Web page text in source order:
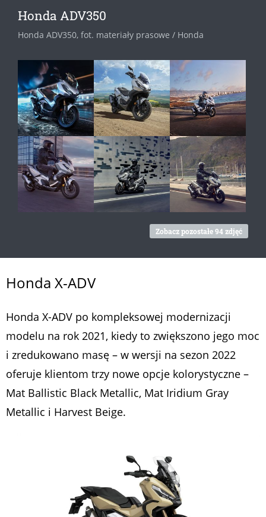
Honda ADV350
Honda ADV350, fot. materiały prasowe / Honda
Zobacz pozostałe 94 zdjęć
Honda X-ADV
Honda X-ADV po kompleksowej modernizacji
modelu na rok 2021, kiedy to zwiększono jego moc
i zredukowano masę – w wersji na sezon 2022
oferuje klientom trzy nowe opcje kolorystyczne –
Mat Ballistic Black Metallic, Mat Iridium Gray
Metallic i Harvest Beige.